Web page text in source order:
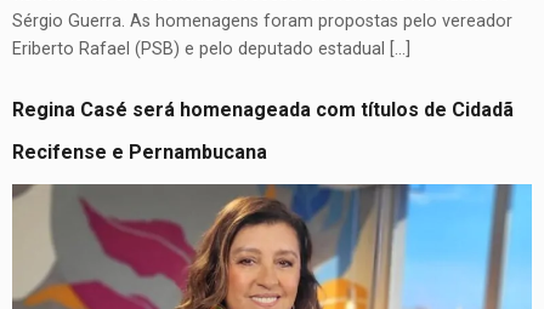
Sérgio Guerra. As homenagens foram propostas pelo vereador
Eriberto Rafael (PSB) e pelo deputado estadual […]
Regina Casé será homenageada com títulos de Cidadã
Recifense e Pernambucana